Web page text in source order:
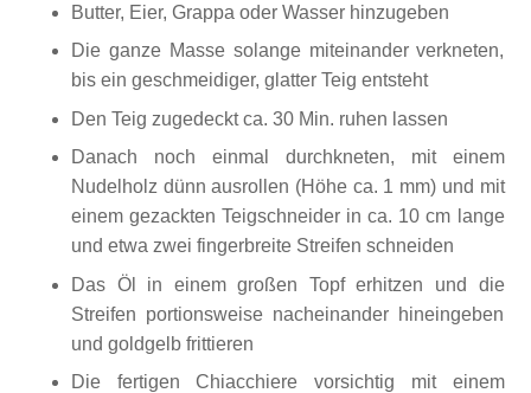
Butter, Eier, Grappa oder Wasser hinzugeben
Die ganze Masse solange miteinander verkneten,
bis ein geschmeidiger, glatter Teig entsteht
Den Teig zugedeckt ca. 30 Min. ruhen lassen
Danach noch einmal durchkneten, mit einem
Nudelholz dünn ausrollen (Höhe ca. 1 mm) und mit
einem gezackten Teigschneider in ca. 10 cm lange
und etwa zwei fingerbreite Streifen schneiden
Das Öl in einem großen Topf erhitzen und die
Streifen portionsweise nacheinander hineingeben
und goldgelb frittieren
Die fertigen Chiacchiere vorsichtig mit einem